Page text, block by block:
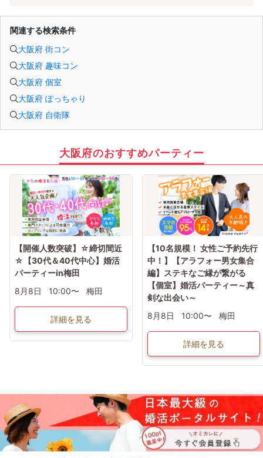
関連する検索条件
大阪府 街コン
大阪府 趣味コン
大阪府 個室
大阪府 ぽっちゃり
大阪府 自衛隊
大阪府のおすすめパーティー
【開催人数突破】☆締切間近
☆【30代＆40代中心】婚活
パーティーin梅田
8月8日
10:00〜 梅田
詳細を見る
【10名規模！ 女性ご予約先行
中！】【アラフォー男女集合
編】ステキなご縁が繋がる
【個室】婚活パーティー～真
剣な出会い～
8月8日
10:00〜 梅田
詳細を見る